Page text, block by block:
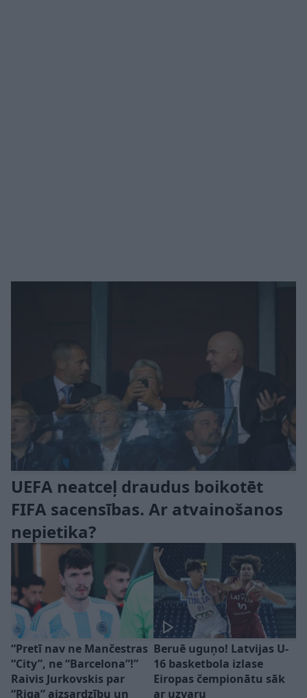
UEFA neatceļ draudus boikotēt
FIFA sacensības. Ar atvainošanos
nepietika?
“Pretī nav ne Mančestras
“City”, ne “Barcelona”!”
Raivis Jurkovskis par
“Riga” aizsardzību un
Beruē uguņo! Latvijas U-
16 basketbola izlase
Eiropas čempionātu sāk
ar uzvaru